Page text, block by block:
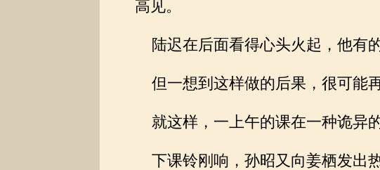
高见。
陆迟在后面看得心头火起，他有
但一想到这样做的后果，很可能
就这样，一上午的课在一种诡异
下课铃刚响，孙昭又向姜栖发出